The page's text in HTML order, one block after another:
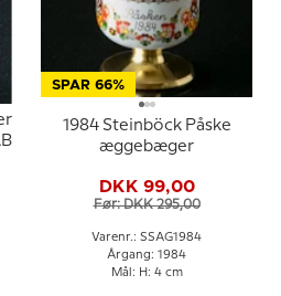
SPAR 66%
1984 Steinböck Påske
æggebæger
DKK 99,00
Før: DKK 295,00
Varenr.: SSAG1984
Årgang: 1984
Mål: H: 4 cm